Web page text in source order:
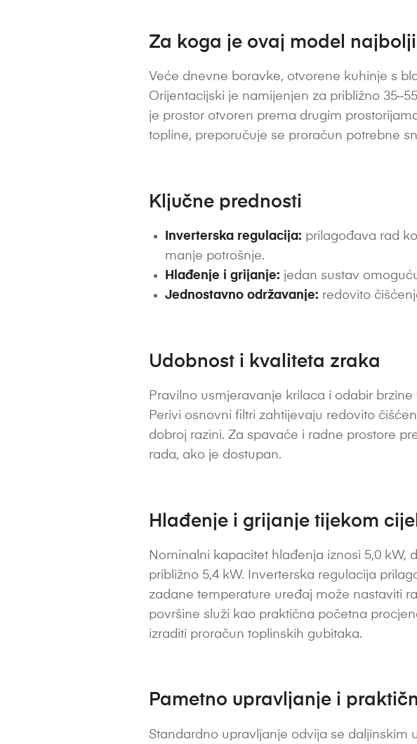
Za koga je ovaj model
Veće dnevne boravke, otvorene kuhinje s
Orijentacijski je namijenjen za približno
je prostor otvoren prema drugim
topline, preporučuje se proračun potrebne
Ključne prednosti
Inverterska regulacija: prilagođava rad
manje potrošnje.
Hlađenje i grijanje: jedan sustav
Jednostavno održavanje: redovito
Udobnost i kvaliteta zraka
Pravilno usmjeravanje krilaca i odabir
Perivi osnovni filtri zahtijevaju redovito
dobroj razini. Za spavaće i radne prostore
rada, ako je dostupan.
Hlađenje i grijanje tijekom
Nominalni kapacitet hlađenja iznosi 5,0 kW,
približno 5,4 kW. Inverterska regulacija
zadane temperature uređaj može nastaviti
površine služi kao praktična početna
izraditi proračun toplinskih gubitaka.
Pametno upravljanje i
Standardno upravljanje odvija se daljinskim